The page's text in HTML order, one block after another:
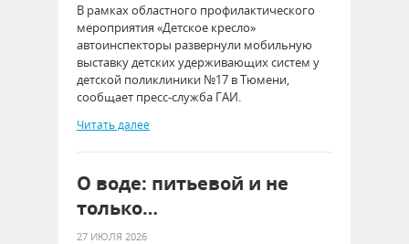
В рамках областного профилактического
мероприятия «Детское кресло»
автоинспекторы развернули мобильную
выставку детских удерживающих систем у
детской поликлиники №17 в Тюмени,
сообщает пресс-служба ГАИ.
Читать далее
О воде: питьевой и не
только…
27 ИЮЛЯ 2026